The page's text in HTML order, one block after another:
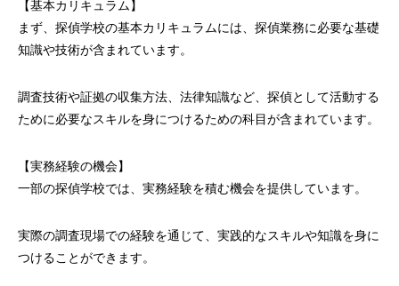
【基本カリキュラム】
まず、探偵学校の基本カリキュラムには、探偵業務に必要な基礎
知識や技術が含まれています。
調査技術や証拠の収集方法、法律知識など、探偵として活動する
ために必要なスキルを身につけるための科目が含まれています。
【実務経験の機会】
一部の探偵学校では、実務経験を積む機会を提供しています。
実際の調査現場での経験を通じて、実践的なスキルや知識を身に
つけることができます。